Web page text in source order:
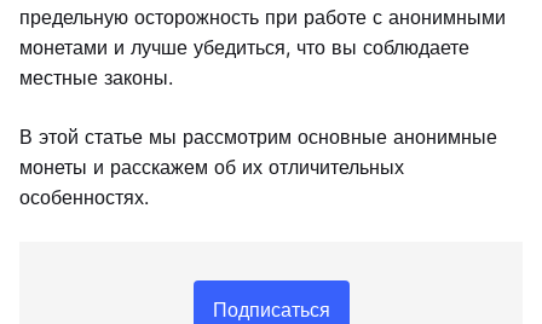
предельную осторожность при работе с анонимными
монетами и лучше убедиться, что вы соблюдаете
местные законы.
В этой статье мы рассмотрим основные анонимные
монеты и расскажем об их отличительных
особенностях.
Подписаться